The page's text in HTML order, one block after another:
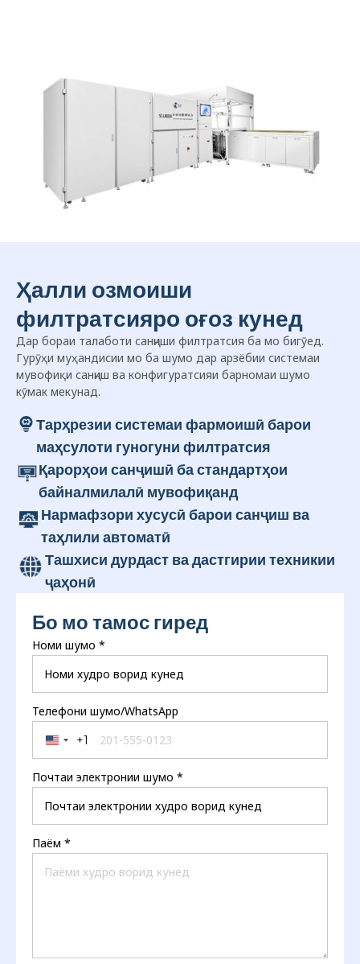
Ҳалли озмоиши
филтратсияро оғоз кунед
Дар бораи талаботи санҷиши филтратсия ба мо бигӯед.
Гурӯҳи муҳандисии мо ба шумо дар арзёбии системаи
мувофиқи санҷиш ва конфигуратсияи барномаи шумо
кӯмак мекунад.
Тарҳрезии системаи фармоишӣ барои
маҳсулоти гуногуни филтратсия
Қарорҳои санҷишӣ ба стандартҳои
байналмилалӣ мувофиқанд
Нармафзори хусусӣ барои санҷиш ва
таҳлили автоматӣ
Ташхиси дурдаст ва дастгирии техникии
ҷаҳонӣ
Бо мо тамос гиред
Номи шумо *
Телефони шумо/WhatsApp
United States +1
+1
Почтаи электронии шумо *
Паём *